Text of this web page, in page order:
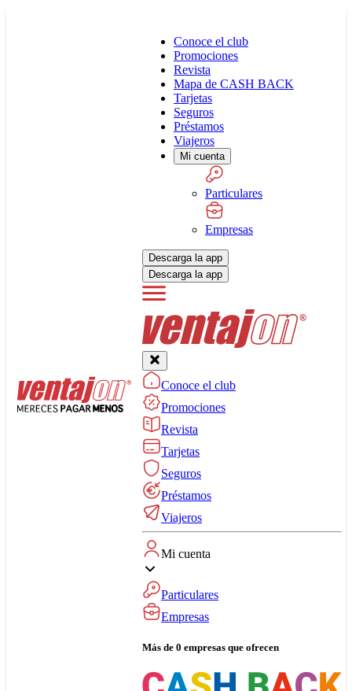
Conoce el club
Promociones
Revista
Mapa de CASH BACK
Tarjetas
Seguros
Préstamos
Viajeros
Mi cuenta
Particulares
Empresas
Descarga la app
Descarga la app
Conoce el club
Promociones
Revista
Tarjetas
Seguros
Préstamos
Viajeros
Mi cuenta
Particulares
Empresas
Más de 0 empresas que ofrecen